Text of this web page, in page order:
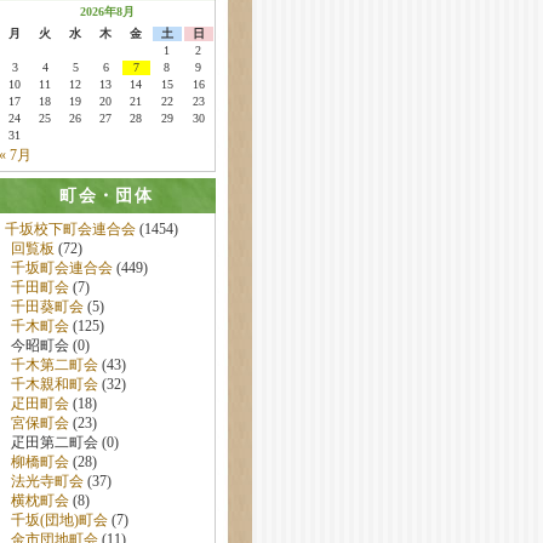
2026年8月
月
火 水 木 金 土
日
1
2
3
4 5 6 7 8
9
10
11 12 13 14 15
16
17
18 19 20 21 22
23
24
25 26 27 28 29
30
31
« 7月
町会・団体
千坂校下町会連合会(1454)
回覧板 (72)
千坂町会連合会(449)
千田町会(7)
千田葵町会(5)
千木町会(125)
今昭町会 (0)
千木第二町会(43)
千木親和町会(32)
疋田町会(18)
宮保町会(23)
疋田第二町会 (0)
柳橋町会(28)
法光寺町会(37)
横枕町会(8)
千坂(団地)町会(7)
金市団地町会(11)